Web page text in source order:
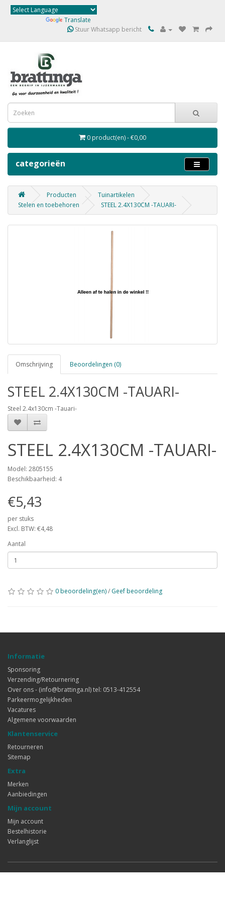
Translate
Stuur Whatsapp bericht
0 product(en) - €0,00
categorieën
Producten
Tuinartikelen
Stelen en toebehoren
STEEL 2.4X130CM -TAUARI-
Omschrijving Beoordelingen (0)
STEEL 2.4X130CM -TAUARI-
Steel 2.4x130cm -Tauari-
STEEL 2.4X130CM -TAUARI-
Model: 2805155
Beschikbaarheid: 4
€5,43
per stuks
Excl. BTW: €4,48
Aantal
0 beoordeling(en)/ Geef beoordeling
Informatie
Sponsoring
Verzending/Retournering
Over ons - (info@brattinga.nl) tel: 0513-412554
Parkeermogelijkheden
Vacatures
Algemene voorwaarden
Klantenservice
Retourneren
Sitemap
Extra
Merken
Aanbiedingen
Mijn account
Mijn account
Bestelhistorie
Verlanglijst